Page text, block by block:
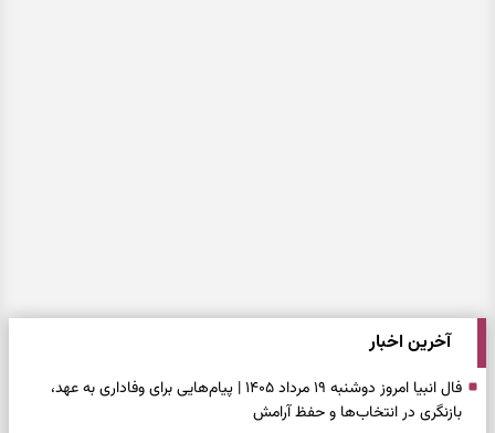
آخرین اخبار
فال انبیا امروز دوشنبه ۱۹ مرداد ۱۴۰۵ | پیام‌هایی برای وفاداری به عهد،
بازنگری در انتخاب‌ها و حفظ آرامش